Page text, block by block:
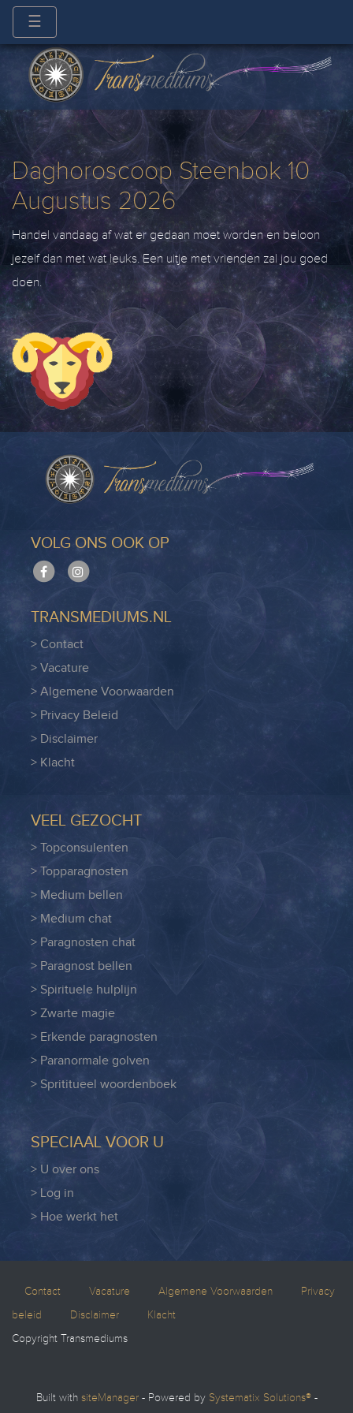
☰
Daghoroscoop Steenbok 10
Augustus 2026
Handel vandaag af wat er gedaan moet worden en beloon
jezelf dan met wat leuks. Een uitje met vrienden zal jou goed
doen.
VOLG ONS OOK OP
TRANSMEDIUMS.NL
> Contact
> Vacature
> Algemene Voorwaarden
> Privacy Beleid
> Disclaimer
> Klacht
VEEL GEZOCHT
> Topconsulenten
> Topparagnosten
> Medium bellen
> Medium chat
> Paragnosten chat
> Paragnost bellen
> Spirituele hulplijn
> Zwarte magie
> Erkende paragnosten
> Paranormale golven
> Sprititueel woordenboek
SPECIAAL VOOR U
> U over ons
> Log in
> Hoe werkt het
Contact Vacature Algemene Voorwaarden
Privacy
beleid
Disclaimer
Klacht
Copyright Transmediums
Built with siteManager- Powered by Systematix Solutions®-